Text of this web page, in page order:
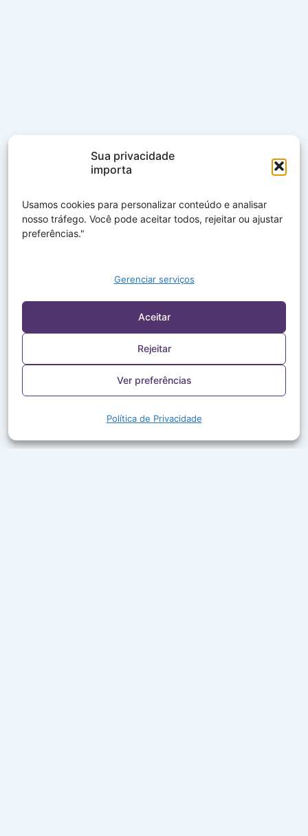
Sua privacidade
importa
Usamos cookies para personalizar conteúdo e analisar
nosso tráfego. Você pode aceitar todos, rejeitar ou ajustar
preferências."
Gerenciar serviços
Aceitar
Rejeitar
Ver preferências
Política de Privacidade